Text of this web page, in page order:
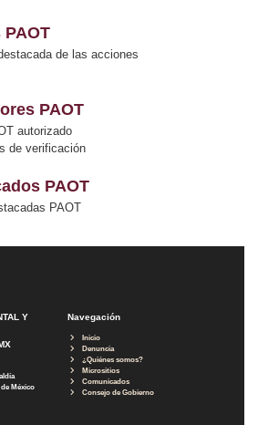
de las acciones
PAOT
autorizado
de verificación
PAOT
PAOT
Y
México
Navegación
Inicio
Denuncia
¿Quiénes somos?
Micrositios
Comunicados
Consejo de Gobierno